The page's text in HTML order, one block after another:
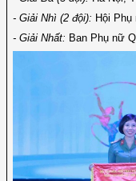
- Giải Nhì (2 đội): Hội
- Giải Nhất: Ban Phụ nữ